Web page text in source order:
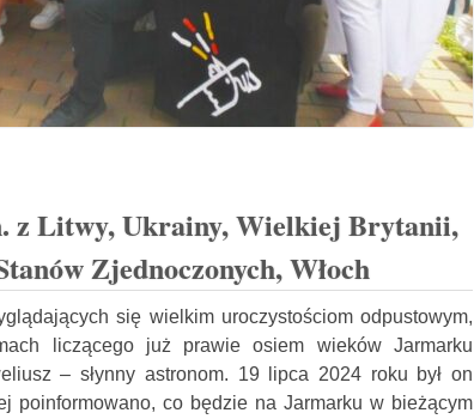
z Litwy, Ukrainy, Wielkiej Brytanii,
Zjednoczonych, Włoch
się wielkim uroczystościom odpustowym,
liczącego już prawie osiem wieków Jarmarku
– słynny astronom. 19 lipca 2024 roku był on
poinformowano, co będzie na Jarmarku w bieżącym